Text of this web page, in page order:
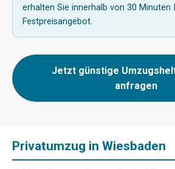
erhalten Sie innerhalb von 30 Minuten
Festpreisangebot.
Jetzt günstige
anfragen
Privatumzug in Wiesbaden